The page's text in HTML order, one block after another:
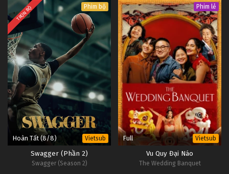
TRỌN BỘ Phim bộ
Hoàn Tất (8/8) Vietsub
Swagger (Phần 2)
Swagger (Season 2)
Phim lẻ
Full Vietsub
Vu Quy Đại Náo
The Wedding Banquet